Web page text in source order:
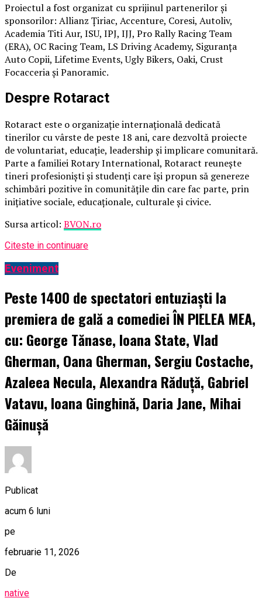
Proiectul a fost organizat cu sprijinul partenerilor și
sponsorilor: Allianz Țiriac, Accenture, Coresi, Autoliv,
Academia Titi Aur, ISU, IPJ, IJJ, Pro Rally Racing Team
(ERA), OC Racing Team, LS Driving Academy, Siguranța
Auto Copii, Lifetime Events, Ugly Bikers, Oaki, Crust
Focacceria și Panoramic.
Despre Rotaract
Rotaract este o organizație internațională dedicată
tinerilor cu vârste de peste 18 ani, care dezvoltă proiecte
de voluntariat, educație, leadership și implicare comunitară.
Parte a familiei Rotary International, Rotaract reunește
tineri profesioniști și studenți care își propun să genereze
schimbări pozitive în comunitățile din care fac parte, prin
inițiative sociale, educaționale, culturale și civice.
Sursa articol: BVON.ro
Citeste in continuare
Eveniment
Peste 1400 de spectatori entuziaști la
premiera de gală a comediei ÎN PIELEA MEA,
cu: George Tănase, Ioana State, Vlad
Gherman, Oana Gherman, Sergiu Costache,
Azaleea Necula, Alexandra Răduță, Gabriel
Vatavu, Ioana Ginghină, Daria Jane, Mihai
Găinușă
Publicat
acum 6 luni
pe
februarie 11, 2026
De
native